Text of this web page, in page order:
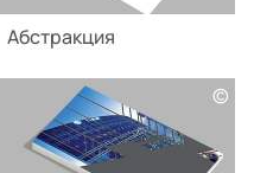
Абстракция
©